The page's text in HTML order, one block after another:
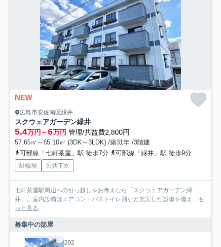
NEW
広島市安佐南区緑井
スクウェアガーデン緑井
5.4万円～6万円 管理/共益費2,800円
57.65㎡～65.10㎡ (3DK～3LDK) /築31年 /3階建
可部線「七軒茶屋」駅 徒歩7分
可部線「緑井」駅 徒歩9分
駐輪場 公共下水
七軒茶屋駅周辺への引っ越しをお考えなら「スクウェアガーデン緑
井」。室内設備はエアコン・バストイレ別など充実した設備を備え... も
っと見る
募集中の部屋
202